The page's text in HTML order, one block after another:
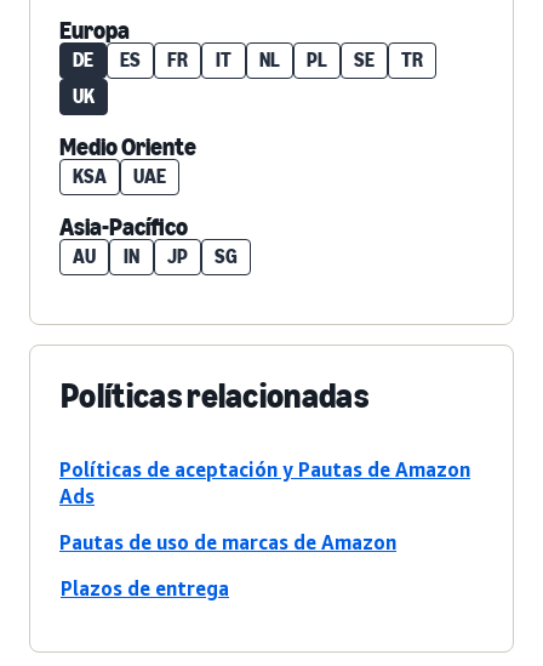
Europa
DE ES FR IT NL PL SE
TR
UK
Medio Oriente
KSA UAE
Asia-Pacífico
AU IN JP SG
Políticas relacionadas
Políticas de aceptación y Pautas de Amazon
Ads
Pautas de uso de marcas de Amazon
Plazos de entrega